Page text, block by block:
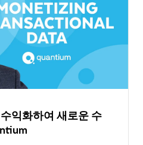
익화하여 새로운 수